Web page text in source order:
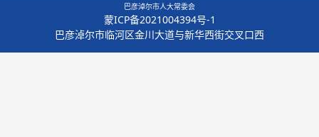
巴彦淖尔市人大常委会
蒙ICP备2021004394号-1
巴彦淖尔市临河区金川大道与新华西街交叉口西